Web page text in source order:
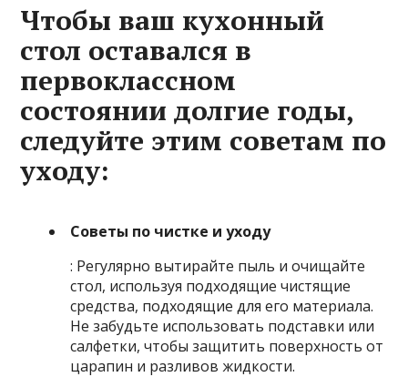
Чтобы ваш кухонный
стол оставался в
первоклассном
состоянии долгие годы,
следуйте этим советам по
уходу:
Советы по чистке и уходу
: Регулярно вытирайте пыль и очищайте
стол, используя подходящие чистящие
средства, подходящие для его материала.
Не забудьте использовать подставки или
салфетки, чтобы защитить поверхность от
царапин и разливов жидкости.